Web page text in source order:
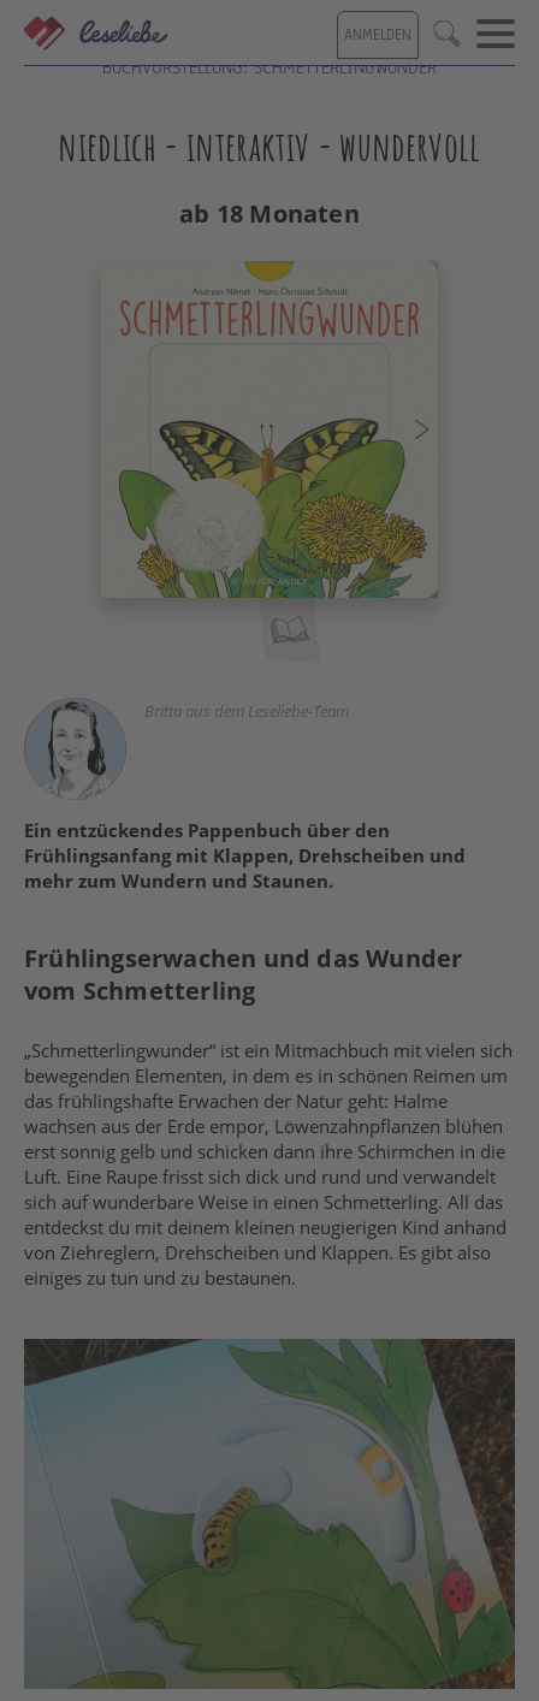
Direkt
zum
Inhalt
ANMELDEN Suche
BUCHVORSTELLUNG: SCHMETTERLINGWUNDER
niedlich - interaktiv - wundervoll
ab 18 Monaten
Britta aus dem Leseliebe-Team
Ein entzückendes Pappenbuch über den
Frühlingsanfang mit Klappen, Drehscheiben und
mehr zum Wundern und Staunen.
Frühlingserwachen und das Wunder
vom Schmetterling
„Schmetterlingwunder“ ist ein Mitmachbuch mit vielen sich
bewegenden Elementen, in dem es in schönen Reimen um
das frühlingshafte Erwachen der Natur geht: Halme
wachsen aus der Erde empor, Löwenzahnpflanzen blühen
erst sonnig gelb und schicken dann ihre Schirmchen in die
Luft. Eine Raupe frisst sich dick und rund und verwandelt
sich auf wunderbare Weise in einen Schmetterling. All das
entdeckst du mit deinem kleinen neugierigen Kind anhand
von Ziehreglern, Drehscheiben und Klappen. Es gibt also
einiges zu tun und zu bestaunen.